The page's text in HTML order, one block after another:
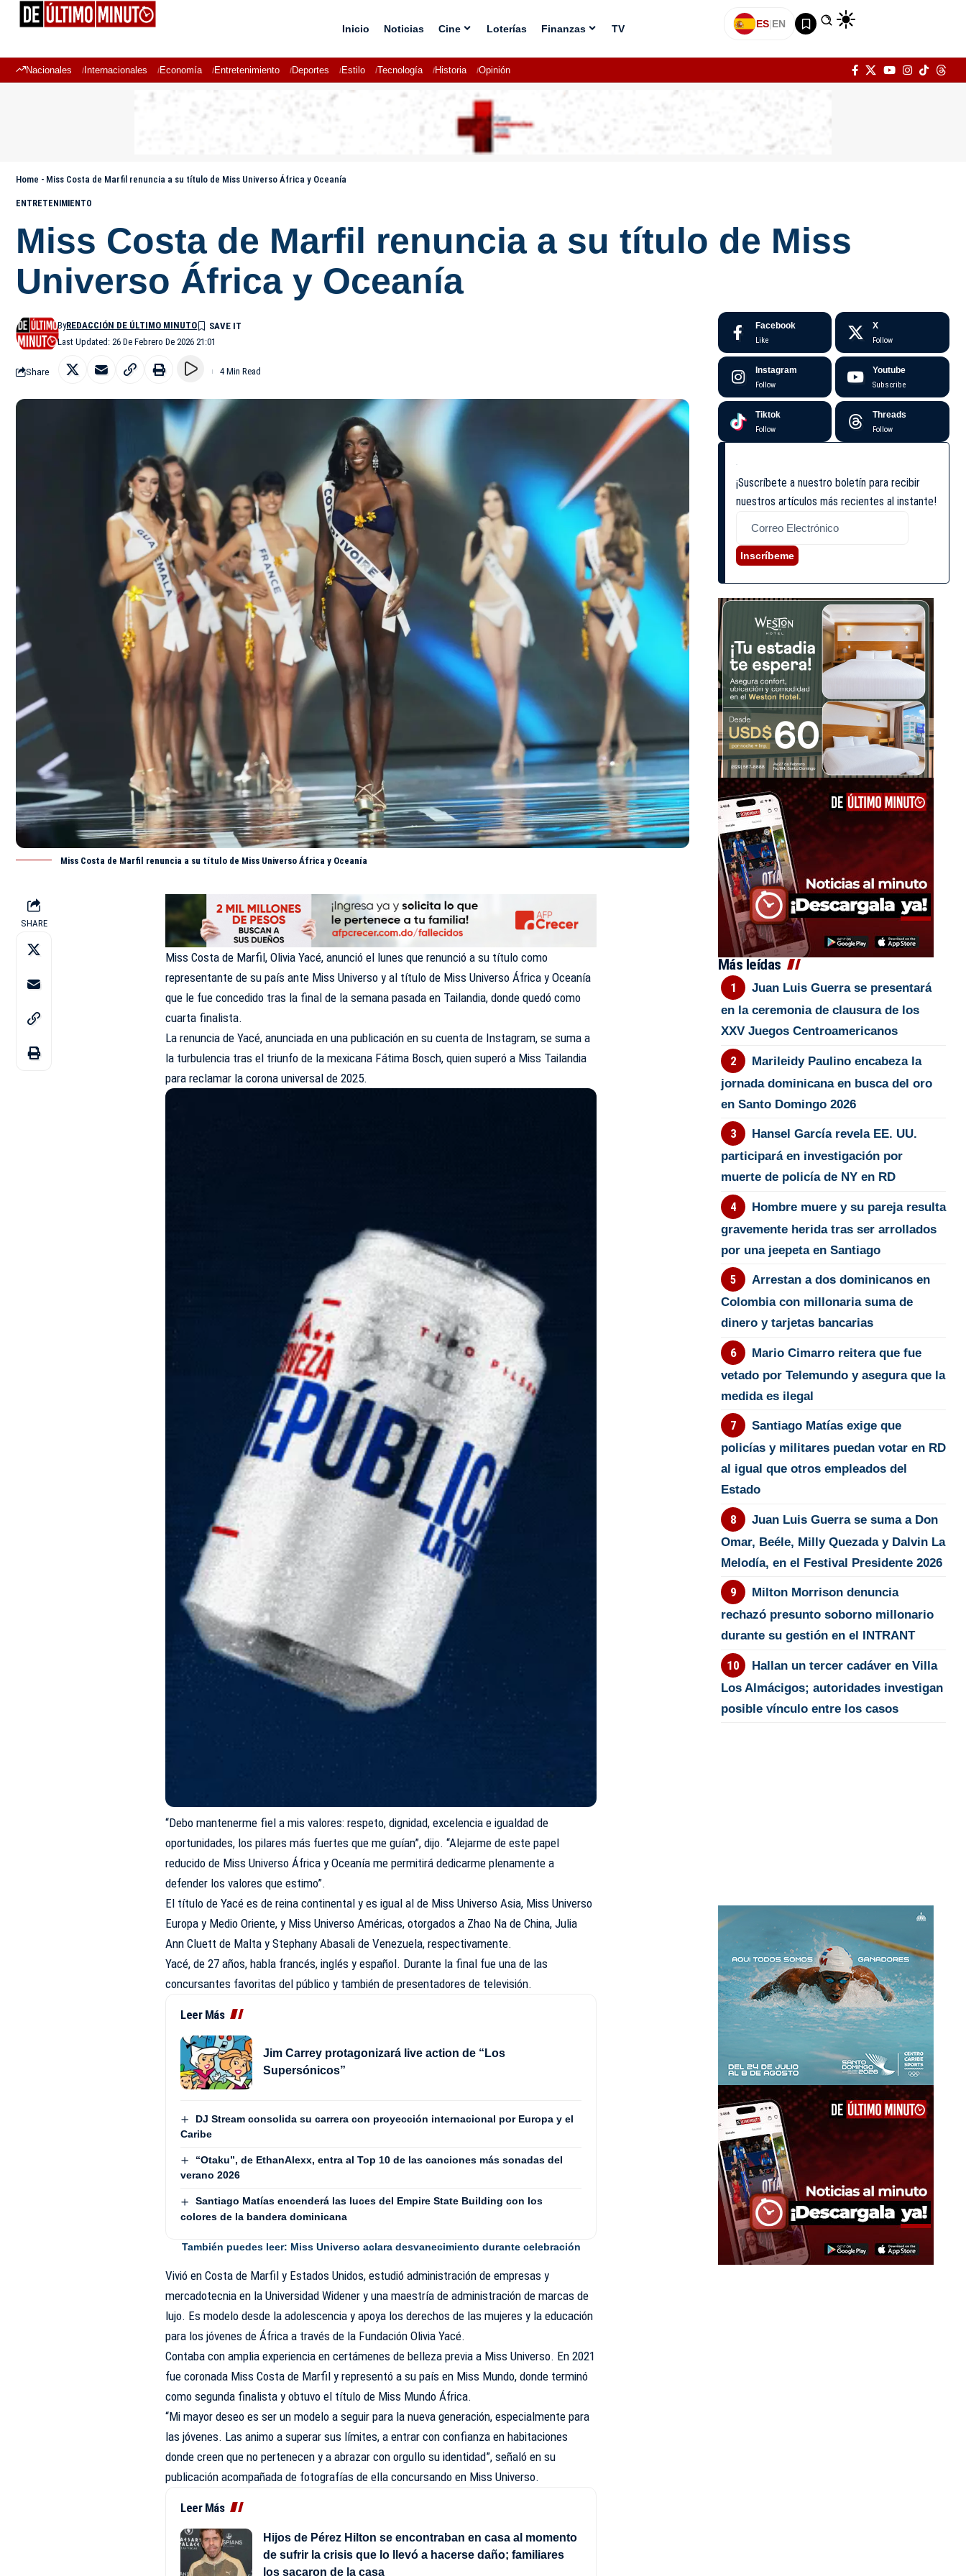
Inicio Noticias Cine Loterías Finanzas TV ES|EN
Nacionales Internacionales Economía Entretenimiento Deportes Estilo Tecnología Historia Opinión
Home - Miss Costa de Marfil renuncia a su título de Miss Universo África y Oceanía
ENTRETENIMIENTO
Miss Costa de Marfil renuncia a su título de Miss
Universo África y Oceanía
Last Updated: 26 De Febrero De 2026 21:01
ByREDACCIÓN DE ÚLTIMO MINUTO
Share 4 Min Read
Miss Costa de Marfil renuncia a su título de Miss Universo África y Oceanía
SHARE
Miss Costa de Marfil, Olivia Yacé, anunció el lunes que renunció a su título como
representante de su país ante Miss Universo y al título de Miss Universo África y Oceanía
que le fue concedido tras la final de la semana pasada en Tailandia, donde quedó como
cuarta finalista.
La renuncia deYacé, anunciada en una publicación en su cuenta de Instagram, se suma a
la turbulencia tras el triunfo de la mexicana Fátima Bosch, quien superó a Miss Tailandia
para reclamar la corona universal de 2025.
“Debo mantenerme fiel a mis valores: respeto, dignidad, excelencia e igualdad de
oportunidades, los pilares más fuertes que me guían”, dijo. “Alejarme de este papel
reducido de Miss Universo África y Oceanía me permitirá dedicarme plenamente a
defender los valores que estimo”.
El título de Yacé es de reina continental y es igual al de Miss Universo Asia, Miss Universo
Europa y Medio Oriente, y Miss Universo Américas, otorgados a Zhao Na de China, Julia
Ann Cluett de Malta y Stephany Abasali de Venezuela, respectivamente.
Yacé, de 27 años, habla francés, inglés y español. Durante la final fue una de las
concursantes favoritas del público y también de presentadores de televisión.
Leer Más
Jim Carrey protagonizará live action de “Los
Supersónicos”
DJ Stream consolida su carrera con proyección internacional por Europa y el
Caribe
“Otaku”, de EthanAlexx, entra al Top 10 de las canciones más sonadas del
verano 2026
Santiago Matías encenderá las luces del Empire State Building con los
colores de la bandera dominicana
También puedes leer: Miss Universo aclara desvanecimiento durante celebración
Vivió en Costa de Marfil y Estados Unidos, estudió administración de empresas y
mercadotecnia en la Universidad Widener y una maestría de administración de marcas de
lujo. Es modelo desde la adolescencia y apoya los derechos de las mujeres y la educación
para los jóvenes de África a través de la Fundación Olivia Yacé.
Contaba con amplia experiencia en certámenes de belleza previa a Miss Universo. En 2021
fue coronada Miss Costa de Marfil y representó a su país en Miss Mundo, donde terminó
como segunda finalista y obtuvo el título de Miss Mundo África.
“Mi mayor deseo es ser un modelo a seguir para la nueva generación, especialmente para
las jóvenes. Las animo a superar sus límites, a entrar con confianza en habitaciones
donde creen que no pertenecen y a abrazar con orgullo su identidad”, señaló en su
publicación acompañada de fotografías de ella concursando en Miss Universo.
Leer Más
Hijos de Pérez Hilton se encontraban en casa al momento
de sufrir la crisis que lo llevó a hacerse daño; familiares
los sacaron de la casa
Facebook
Like
X
Follow
Instagram
Follow
Youtube
Subscribe
Tiktok
Follow
Threads
Follow
¡Suscríbete a nuestro boletín para recibir
nuestros artículos más recientes al instante!
Inscríbeme
Más leídas
Juan Luis Guerra se presentará
en la ceremonia de clausura de los
XXV Juegos Centroamericanos
Marileidy Paulino encabeza la
jornada dominicana en busca del oro
en Santo Domingo 2026
Hansel García revela EE. UU.
participará en investigación por
muerte de policía de NY en RD
Hombre muere y su pareja resulta
gravemente herida tras ser arrollados
por una jeepeta en Santiago
Arrestan a dos dominicanos en
Colombia con millonaria suma de
dinero y tarjetas bancarias
Mario Cimarro reitera que fue
vetado por Telemundo y asegura que la
medida es ilegal
Santiago Matías exige que
policías y militares puedan votar en RD
al igual que otros empleados del
Estado
Juan Luis Guerra se suma a Don
Omar, Beéle, Milly Quezada y Dalvin La
Melodía, en el Festival Presidente 2026
Milton Morrison denuncia
rechazó presunto soborno millonario
durante su gestión en el INTRANT
Hallan un tercer cadáver en Villa
Los Almácigos; autoridades investigan
posible vínculo entre los casos